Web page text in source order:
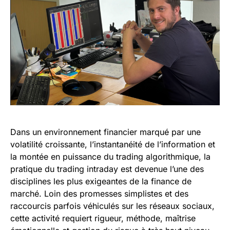
Dans un environnement financier marqué par une
volatilité croissante, l’instantanéité de l’information et
la montée en puissance du trading algorithmique, la
pratique du trading intraday est devenue l’une des
disciplines les plus exigeantes de la finance de
marché. Loin des promesses simplistes et des
raccourcis parfois véhiculés sur les réseaux sociaux,
cette activité requiert rigueur, méthode, maîtrise